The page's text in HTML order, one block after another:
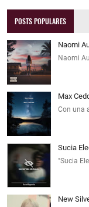
POSTS POPULARES
Naomi
Naomi
Max
Con una
Sucia
"Sucia
New